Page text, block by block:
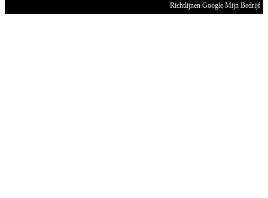
Richtlijnen Google Mijn Bedrijf